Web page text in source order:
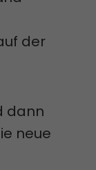
der
dann
neue